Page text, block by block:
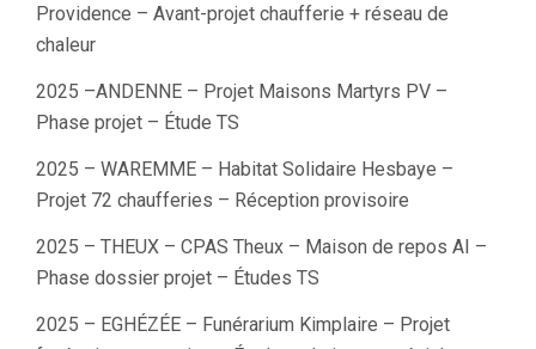
Providence – Avant-projet chaufferie + réseau de
chaleur
2025 –ANDENNE – Projet Maisons Martyrs PV –
Phase projet – Étude TS
2025 – WAREMME – Habitat Solidaire Hesbaye –
Projet 72 chaufferies – Réception provisoire
2025 – THEUX – CPAS Theux – Maison de repos AI –
Phase dossier projet – Études TS
2025 – EGHÉZÉE – Funérarium Kimplaire – Projet